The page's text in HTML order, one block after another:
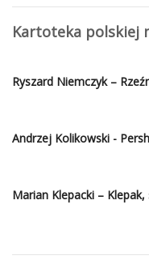
Kartoteka polskiej
Ryszard Niemczyk –
Andrzej Kolikowski -
Marian Klepacki –